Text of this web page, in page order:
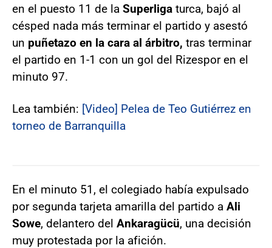
en el puesto 11 de la Superliga turca, bajó al
césped nada más terminar el partido y asestó
un puñetazo en la cara al árbitro, tras terminar
el partido en 1-1 con un gol del Rizespor en el
minuto 97.
Lea también: [Video] Pelea de Teo Gutiérrez en
torneo de Barranquilla
En el minuto 51, el colegiado había expulsado
por segunda tarjeta amarilla del partido a Ali
Sowe, delantero del Ankaragücü, una decisión
muy protestada por la afición.